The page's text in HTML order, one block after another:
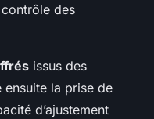
des
issus des
la prise de
d’ajustement